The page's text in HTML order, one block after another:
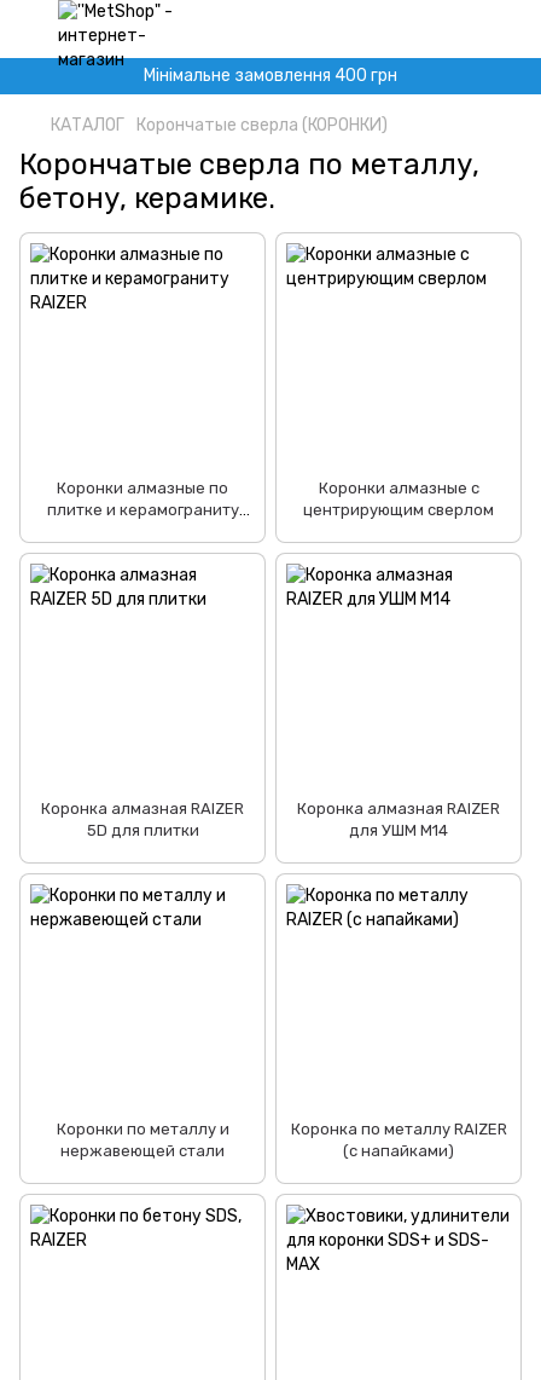
Мінімальне замовлення 400 грн
КАТАЛОГ Корончатые сверла (КОРОНКИ)
Корончатые сверла по металлу,
бетону, керамике.
Коронки алмазные по
плитке и керамограниту
Коронки алмазные с
центрирующим сверлом
Коронка алмазная RAIZER
5D для плитки
Коронка алмазная RAIZER
для УШМ М14
Коронки по металлу и
нержавеющей стали
Коронка по металлу RAIZER
(с напайками)